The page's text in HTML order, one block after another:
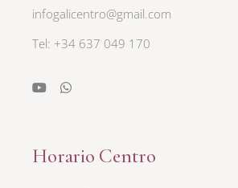
infogalicentro@gmail.com
Tel: +34 637 049 170
Horario Centro